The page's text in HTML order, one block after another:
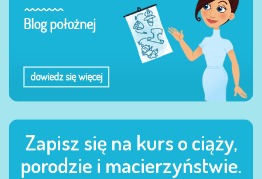
Blog położnej
dowiedz się więcej
Zapisz się na kurs o ciąży,
porodzie i macierzyństwie.